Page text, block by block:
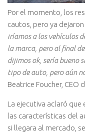
Por el momento, los
cautos, pero ya
iríamos a los vehículos
la marca, pero al final
dijimos ok, sería bueno
tipo de auto, pero aún
Beatrice Foucher, CEO
La ejecutiva aclaró
las características del
si llegara al mercado,